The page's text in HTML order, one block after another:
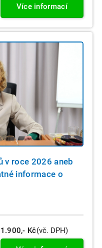
Více informací
v roce 2026 aneb
informace o
1.900,- Kč(vč. DPH)